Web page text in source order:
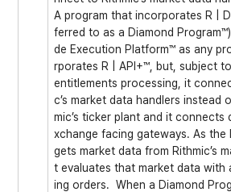
A program that incorporates R |
ferred to as a Diamond
de Execution Platform™ as any
rporates R | API+™, but, subject to
entitlements processing, it
c’s market data handlers instead
mic’s ticker plant and it connects
xchange facing gateways. As the
gets market data from Rithmic’s
t evaluates that market data with
ing orders. When a Diamond